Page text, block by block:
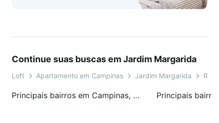
Continue suas buscas em Jardim Margarida
Loft Apartamento em Campinas Jardim Margarida
Principais bairros em Campinas, SP